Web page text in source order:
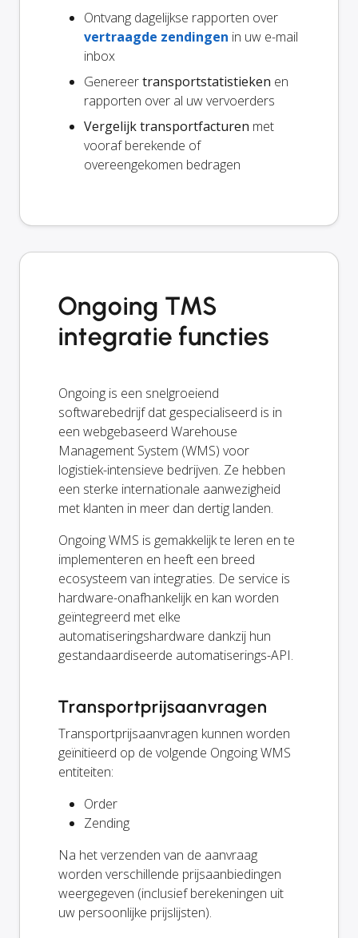
Ontvang dagelijkse rapporten over
vertraagde zendingen in uw e-mail
inbox
Genereertransportstatistieken en
rapporten over al uw vervoerders
Vergelijk transportfacturen met
vooraf berekende of
overeengekomen bedragen
Ongoing TMS
integratie functies
Ongoing is een snelgroeiend
softwarebedrijf dat gespecialiseerd is in
een webgebaseerd Warehouse
Management System (WMS) voor
logistiek-intensieve bedrijven. Ze hebben
een sterke internationale aanwezigheid
met klanten in meer dan dertig landen.
Ongoing WMS is gemakkelijk te leren en te
implementeren en heeft een breed
ecosysteem van integraties. De service is
hardware-onafhankelijk en kan worden
geïntegreerd met elke
automatiseringshardware dankzij hun
gestandaardiseerde automatiserings-API.
Transportprijsaanvragen
Transportprijsaanvragen kunnen worden
geïnitieerd op de volgende Ongoing WMS
entiteiten:
Order
Zending
Na het verzenden van de aanvraag
worden verschillende prijsaanbiedingen
weergegeven (inclusief berekeningen uit
uw persoonlijke prijslijsten).